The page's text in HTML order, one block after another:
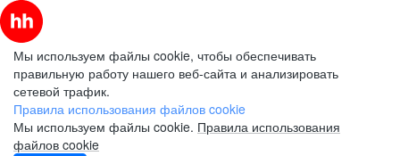
Мы используем файлы cookie, чтобы обеспечивать
правильную работу нашего веб-сайта и анализировать
сетевой трафик.
Правила использования файлов cookie
Мы используем файлы cookie. Правила использования
файлов cookie